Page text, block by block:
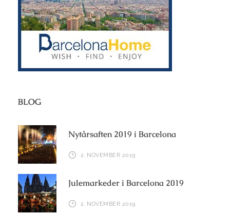
BLOG
Nytårsaften 2019 i Barcelona
2. NOVEMBER 2019
Julemarkeder i Barcelona 2019
2. NOVEMBER 2019